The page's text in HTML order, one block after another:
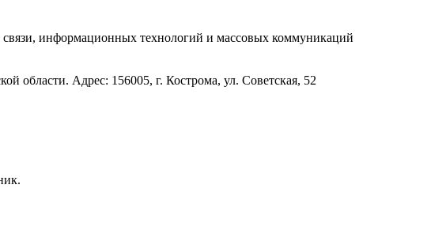
информационных технологий и массовых коммуникаций
области. Адрес: 156005, г. Кострома, ул. Советская, 52